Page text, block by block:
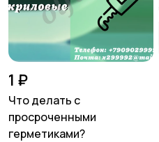
1 ₽
Что делать с
просроченными
герметиками?